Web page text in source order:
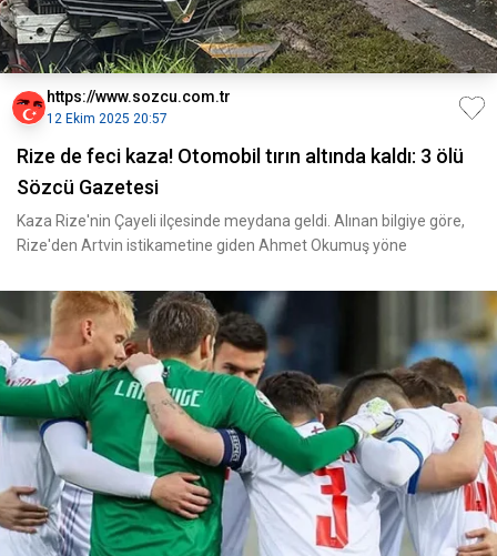
https://www.sozcu.com.tr
12 Ekim 2025 20:57
Rize de feci kaza! Otomobil tırın altında kaldı: 3 ölü
Sözcü Gazetesi
Kaza Rize'nin Çayeli ilçesinde meydana geldi. Alınan bilgiye göre,
Rize'den Artvin istikametine giden Ahmet Okumuş yöne